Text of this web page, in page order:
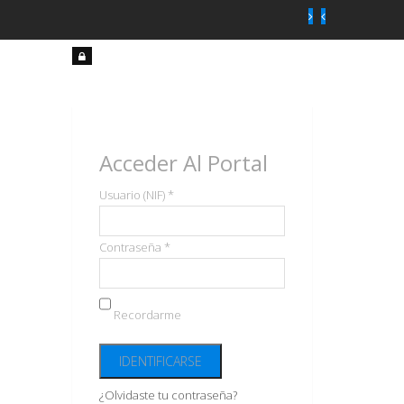
Acceder Al Portal
Usuario (NIF) *
Contraseña *
Recordarme
¿Olvidaste tu contraseña?